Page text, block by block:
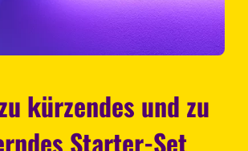
kürzendes und zu
Starter-Set